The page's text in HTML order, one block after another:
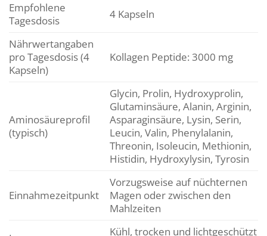
Empfohlene
Tagesdosis
4 Kapseln
Nährwertangaben
pro Tagesdosis (4
Kapseln)
Kollagen Peptide: 3000 mg
Aminosäureprofil
(typisch)
Glycin, Prolin, Hydroxyprolin,
Glutaminsäure, Alanin, Arginin,
Asparaginsäure, Lysin, Serin,
Leucin, Valin, Phenylalanin,
Threonin, Isoleucin, Methionin,
Histidin, Hydroxylysin, Tyrosin
Einnahmezeitpunkt
Vorzugsweise auf nüchternen
Magen oder zwischen den
Mahlzeiten
Kühl, trocken und lichtgeschützt